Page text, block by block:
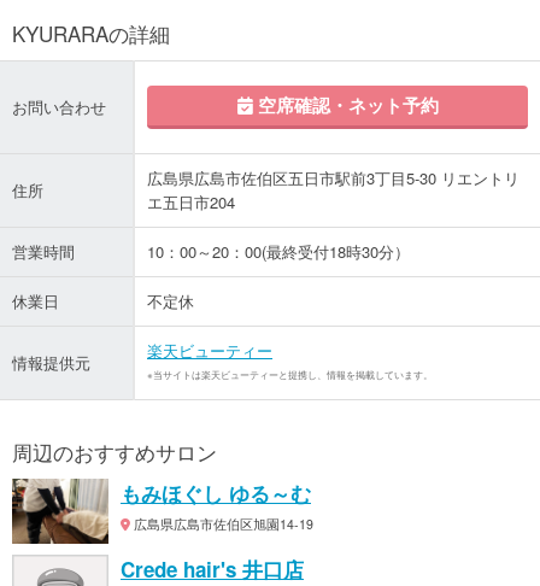
KYURARAの詳細
お問い合わせ 空席確認・ネット予約
住所
広島県広島市佐伯区五日市駅前3丁目5-30 リエントリ
エ五日市204
営業時間 10：00～20：00(最終受付18時30分）
休業日 不定休
情報提供元
楽天ビューティー
※当サイトは楽天ビューティーと提携し、情報を掲載しています。
周辺のおすすめサロン
もみほぐし ゆる～む
広島県広島市佐伯区旭園14-19
Crede hair's 井口店